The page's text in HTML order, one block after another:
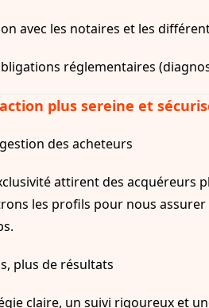
avec les notaires et les
réglementaires
plus sereine et
des acheteurs
attirent des acquéreurs
les profils pour nous
plus de résultats
claire, un suivi rigoureux et